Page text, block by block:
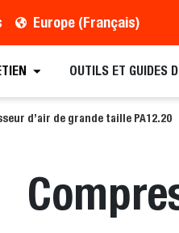
Europe (Français)
OUTILS ET GUIDES
d’air de grande taille PA12.20